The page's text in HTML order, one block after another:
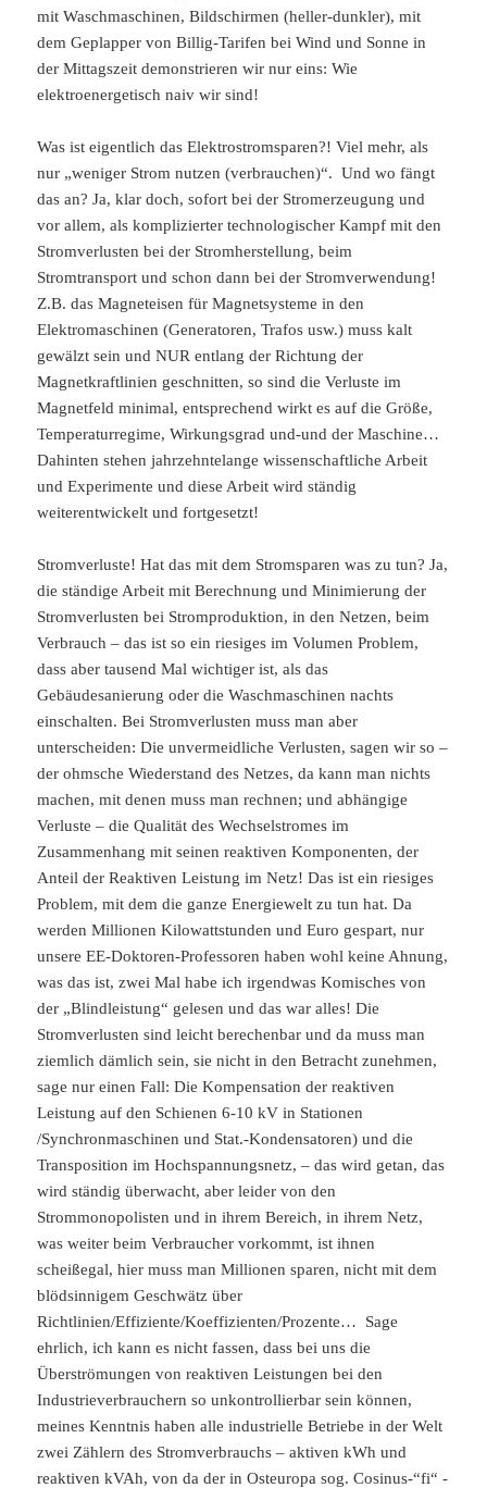
mit Waschmaschinen, Bildschirmen (heller-dunkler), mit
dem Geplapper von Billig-Tarifen bei Wind und Sonne in
der Mittagszeit demonstrieren wir nur eins: Wie
elektroenergetisch naiv wir sind!
Was ist eigentlich das Elektrostromsparen?! Viel mehr, als
nur „weniger Strom nutzen (verbrauchen)“. Und wo fängt
das an? Ja, klar doch, sofort bei der Stromerzeugung und
vor allem, als komplizierter technologischer Kampf mit den
Stromverlusten bei der Stromherstellung, beim
Stromtransport und schon dann bei der Stromverwendung!
Z.B. das Magneteisen für Magnetsysteme in den
Elektromaschinen (Generatoren, Trafos usw.) muss kalt
gewälzt sein und NUR entlang der Richtung der
Magnetkraftlinien geschnitten, so sind die Verluste im
Magnetfeld minimal, entsprechend wirkt es auf die Größe,
Temperaturregime, Wirkungsgrad und-und der Maschine…
Dahinten stehen jahrzehntelange wissenschaftliche Arbeit
und Experimente und diese Arbeit wird ständig
weiterentwickelt und fortgesetzt!
Stromverluste! Hat das mit dem Stromsparen was zu tun? Ja,
die ständige Arbeit mit Berechnung und Minimierung der
Stromverlusten bei Stromproduktion, in den Netzen, beim
Verbrauch – das ist so ein riesiges im Volumen Problem,
dass aber tausend Mal wichtiger ist, als das
Gebäudesanierung oder die Waschmaschinen nachts
einschalten. Bei Stromverlusten muss man aber
unterscheiden: Die unvermeidliche Verlusten, sagen wir so –
der ohmsche Wiederstand des Netzes, da kann man nichts
machen, mit denen muss man rechnen; und abhängige
Verluste – die Qualität des Wechselstromes im
Zusammenhang mit seinen reaktiven Komponenten, der
Anteil der Reaktiven Leistung im Netz! Das ist ein riesiges
Problem, mit dem die ganze Energiewelt zu tun hat. Da
werden Millionen Kilowattstunden und Euro gespart, nur
unsere EE-Doktoren-Professoren haben wohl keine Ahnung,
was das ist, zwei Mal habe ich irgendwas Komisches von
der „Blindleistung“ gelesen und das war alles! Die
Stromverlusten sind leicht berechenbar und da muss man
ziemlich dämlich sein, sie nicht in den Betracht zunehmen,
sage nur einen Fall: Die Kompensation der reaktiven
Leistung auf den Schienen 6-10 kV in Stationen
/Synchronmaschinen und Stat.-Kondensatoren) und die
Transposition im Hochspannungsnetz, – das wird getan, das
wird ständig überwacht, aber leider von den
Strommonopolisten und in ihrem Bereich, in ihrem Netz,
was weiter beim Verbraucher vorkommt, ist ihnen
scheißegal, hier muss man Millionen sparen, nicht mit dem
blödsinnigem Geschwätz über
Richtlinien/Effiziente/Koeffizienten/Prozente… Sage
ehrlich, ich kann es nicht fassen, dass bei uns die
Überströmungen von reaktiven Leistungen bei den
Industrieverbrauchern so unkontrollierbar sein können,
meines Kenntnis haben alle industrielle Betriebe in der Welt
zwei Zählern des Stromverbrauchs – aktiven kWh und
reaktiven kVAh, von da der in Osteuropa sog. Cosinus-“fi“ -